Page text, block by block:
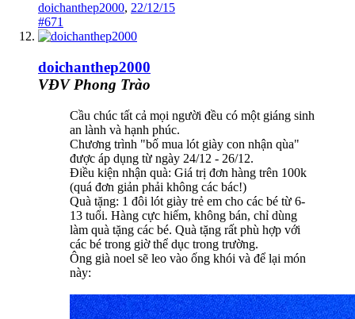
doichanthep2000, 22/12/15
#671
doichanthep2000
VĐV Phong Trào
Cầu chúc tất cả mọi người đều có một giáng sinh
an lành và hạnh phúc.
Chương trình "bố mua lót giày con nhận qùa"
được áp dụng từ ngày 24/12 - 26/12.
Điều kiện nhận quà: Giá trị đơn hàng trên 100k
(quá đơn giản phải không các bác!)
Quà tặng: 1 đôi lót giày trẻ em cho các bé từ 6-
13 tuổi. Hàng cực hiếm, không bán, chỉ dùng
làm quà tặng các bé. Quà tặng rất phù hợp với
các bé trong giờ thể dục trong trường.
Ông già noel sẽ leo vào ống khói và để lại món
này: